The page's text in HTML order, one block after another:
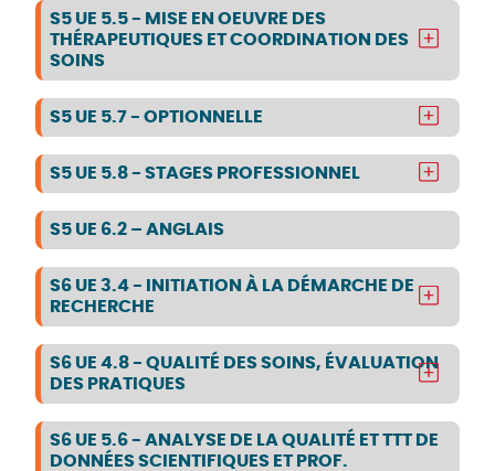
S5 UE 5.5 - MISE EN OEUVRE DES
THÉRAPEUTIQUES ET COORDINATION DES
SOINS
S5 UE 5.7 - OPTIONNELLE
S5 UE 5.8 - STAGES PROFESSIONNEL
S5 UE 6.2 – ANGLAIS
S6 UE 3.4 - INITIATION À LA DÉMARCHE DE
RECHERCHE
S6 UE 4.8 - QUALITÉ DES SOINS, ÉVALUATION
DES PRATIQUES
S6 UE 5.6 - ANALYSE DE LA QUALITÉ ET TTT DE
DONNÉES SCIENTIFIQUES ET PROF.